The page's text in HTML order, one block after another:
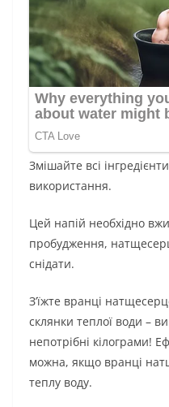
Змішайте всі
використання.
Цей напій необхідно
пробудження,
снідати.
З’їжте вранці
склянки теплої води –
непотрібні кілограми!
можна, якщо вранці
теплу воду.